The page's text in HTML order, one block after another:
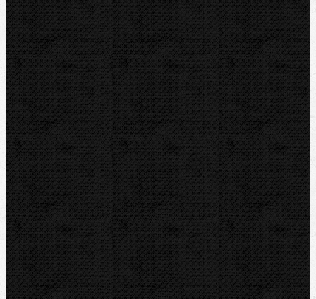
Odvápňovače
Klimatizačná technika
Vysušovanie, odvlhčovanie
Zmrazovačky
Vŕtanie a frézy
Elektromontážne náradie